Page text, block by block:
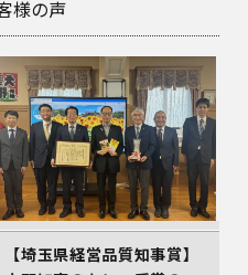
様の声
【埼玉県経営品質知事賞】